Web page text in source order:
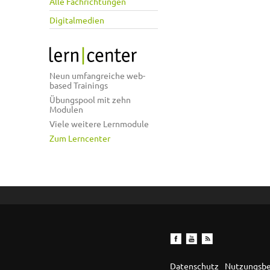
Digitalmedien
Neun umfangreiche web-
based Trainings
Übungspool mit zehn
Modulen
Viele weitere Lernmodule
Zum Lerncenter
Datenschutz